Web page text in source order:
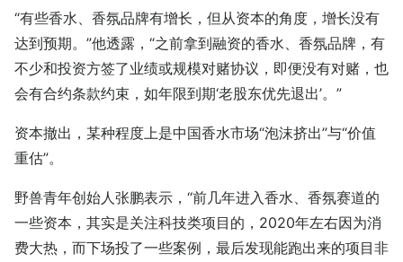
“有些香水、香氛品牌有增长，但从资本的角度，增长没有
达到预期。”他透露，“之前拿到融资的香水、香氛品牌，有
不少和投资方签了业绩或规模对赌协议，即便没有对赌，也
会有合约条款约束，如年限到期‘老股东优先退出’。”
资本撤出，某种程度上是中国香水市场“泡沫挤出”与“价值
重估”。
野兽青年创始人张鹏表示，“前几年进入香水、香氛赛道的
一些资本，其实是关注科技类项目的，2020年左右因为消
费大热，而下场投了一些案例，最后发现能跑出来的项目非